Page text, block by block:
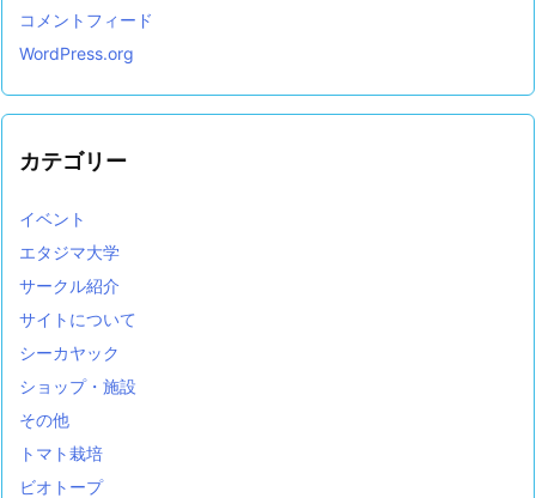
コメントフィード
WordPress.org
カテゴリー
イベント
エタジマ大学
サークル紹介
サイトについて
シーカヤック
ショップ・施設
その他
トマト栽培
ビオトープ